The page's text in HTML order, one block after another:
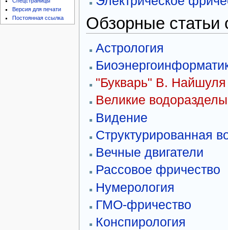
Версия для печати
Постоянная ссылка
Обзорные статьи
Астрология
"Букварь" В. Найшуля
Великие водоразделы
Видение
Структурированная
Вечные двигатели
Рассовое фричество
Нумерология
ГМО-фричество
Конспирология